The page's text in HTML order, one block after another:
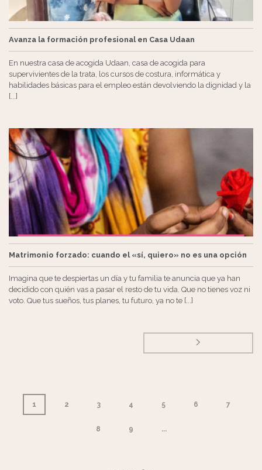
Avanza la formación profesional en Casa Udaan
En nuestra casa de acogida Udaan, casa de acogida para
supervivientes de la trata, los cursos de costura, informática y
habilidades básicas para el empleo están devolviendo la dignidad y la
[...]
Matrimonio forzado: cuando el «sí, quiero» no es una opción
Imagina que te despiertas un día y tu familia te anuncia que ya han
decidido con quién vas a pasar el resto de tu vida. Que no tienes voz ni
voto. Que tus sueños, tus planes, tu futuro, ya no te [...]
1 2 3 4 5 6 7
8 9 ...